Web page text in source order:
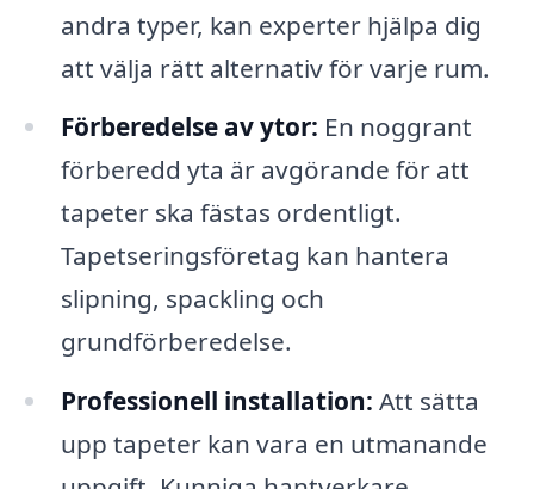
andra typer, kan experter hjälpa dig
att välja rätt alternativ för varje rum.
Förberedelse av ytor: En noggrant
förberedd yta är avgörande för att
tapeter ska fästas ordentligt.
Tapetseringsföretag kan hantera
slipning, spackling och
grundförberedelse.
Professionell installation: Att sätta
upp tapeter kan vara en utmanande